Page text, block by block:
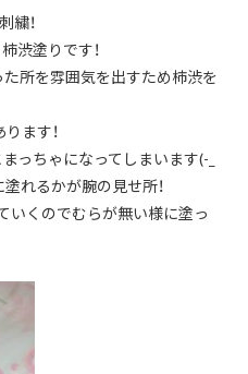
繍！
渋塗りです！
所を雰囲気を出すため柿渋を
ます！
っちゃになってしまいます(-_
れるかが腕の見せ所！
いくのでむらが無い様に塗っ